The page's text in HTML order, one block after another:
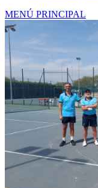
MENÚ PRINCIPAL